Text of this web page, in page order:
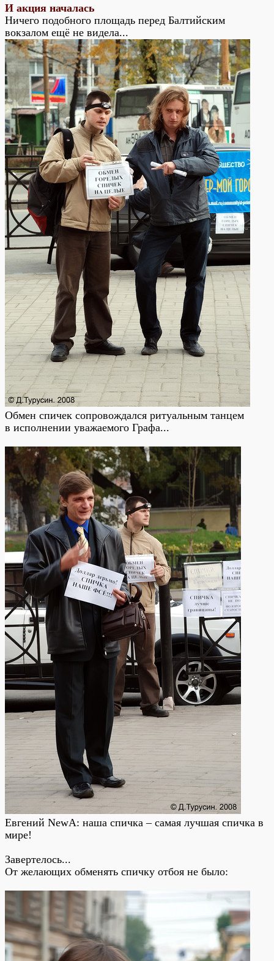
И акция началась
Ничего подобного площадь перед Балтийским
вокзалом ещё не видела...
Обмен спичек сопровождался ритуальным танцем
в исполнении уважаемого Графа...
Евгений NewA: наша спичка – самая лучшая спичка в
мире!
Завертелось...
От желающих обменять спичку отбоя не было: